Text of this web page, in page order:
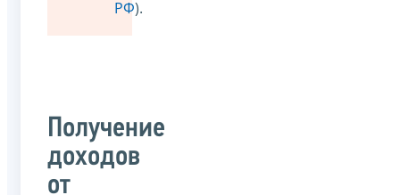
РФ).
Получение
доходов
от